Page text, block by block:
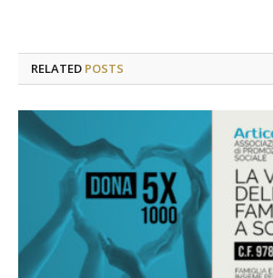
RELATED POSTS